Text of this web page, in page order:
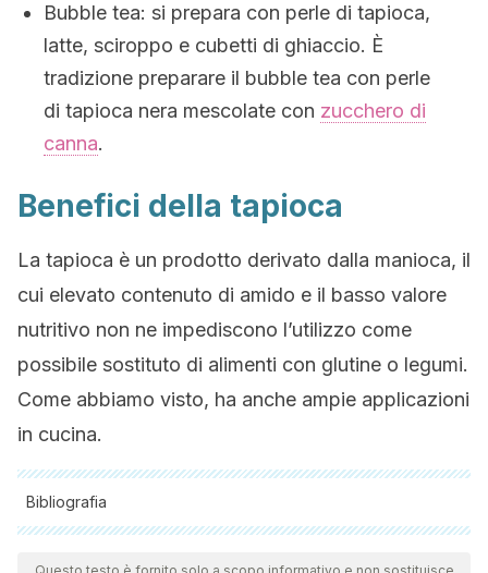
Bubble tea: si prepara con perle di tapioca,
latte, sciroppo e cubetti di ghiaccio. È
tradizione preparare il bubble tea con perle
di tapioca nera mescolate con zucchero di
canna.
Benefici della tapioca
La tapioca è un prodotto derivato dalla manioca, il
cui elevato contenuto di amido e il basso valore
nutritivo non ne impediscono l’utilizzo come
possibile sostituto di alimenti con glutine o legumi.
Come abbiamo visto, ha anche ampie applicazioni
in cucina.
Bibliografia
Tutte le fonti citate sono state esaminate a fondo dal nostro
team per garantirne la qualità, l'affidabilità, l'attualità e la